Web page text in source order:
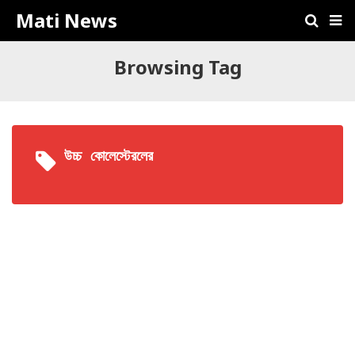
Mati News
Browsing Tag
উচ্চ কোলেস্টেরলের